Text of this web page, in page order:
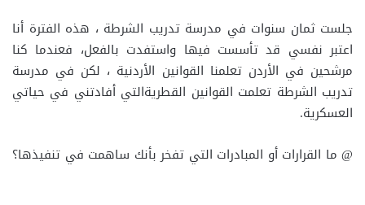
جلست ثمان سنوات في مدرسة تدريب الشرطة ، هذه الفترة أنا
اعتبر نفسي قد تأسست فيها واستفدت بالفعل، فعندما كنا
مرشحين في الأردن تعلمنا القوانين الأردنية ، لكن في مدرسة
تدريب الشرطة تعلمت القوانين القطريةالتي أفادتني في حياتي
العسكرية.
@ ما القرارات أو المبادرات التي تفخر بأنك ساهمت في تنفيذها؟